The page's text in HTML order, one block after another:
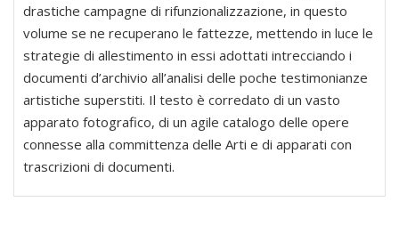
drastiche campagne di rifunzionalizzazione, in questo
volume se ne recuperano le fattezze, mettendo in luce le
strategie di allestimento in essi adottati intrecciando i
documenti d’archivio all’analisi delle poche testimonianze
artistiche superstiti. Il testo è corredato di un vasto
apparato fotografico, di un agile catalogo delle opere
connesse alla committenza delle Arti e di apparati con
trascrizioni di documenti.